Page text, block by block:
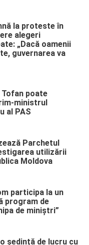
la proteste în
alegeri
„Dacă oamenii
guvernarea va
Tofan poate
ministrul
al PAS
Parchetul
utilizării
Moldova
participa la un
program de
de miniștri”
ședință de lucru cu